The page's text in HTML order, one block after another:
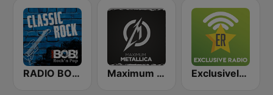
RADIO BOB! Classic Rock Maximum - Metallica (Максимум) Exclusively Iron Maiden